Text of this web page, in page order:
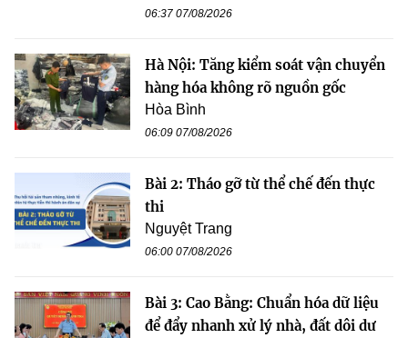
06:37 07/08/2026
Hà Nội: Tăng kiểm soát vận chuyển
hàng hóa không rõ nguồn gốc
Hòa Bình
06:09 07/08/2026
Bài 2: Tháo gỡ từ thể chế đến thực
thi
Nguyệt Trang
06:00 07/08/2026
Bài 3: Cao Bằng: Chuẩn hóa dữ liệu
để đẩy nhanh xử lý nhà, đất dôi dư